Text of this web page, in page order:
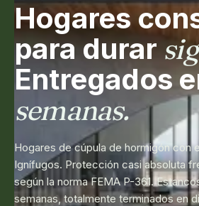
Hogares
paradurar
Entregados
semanas.
Hogares de cúpula de hormigón con
Ignífugos. Protección casi absoluta
según la norma FEMA P-361.
semanas, totalmente terminados en